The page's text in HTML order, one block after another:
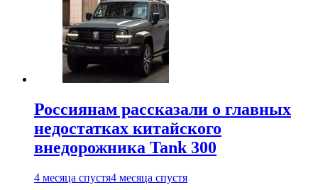
Россиянам рассказали о главных
недостатках китайского
внедорожника Tank 300
4 месяца спустя4 месяца спустя